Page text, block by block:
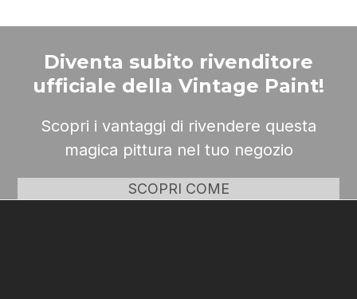
Diventa subito rivenditore
ufficiale della Vintage Paint!
Scopri i vantaggi di rivendere questa
magica pittura nel tuo negozio
SCOPRI COME